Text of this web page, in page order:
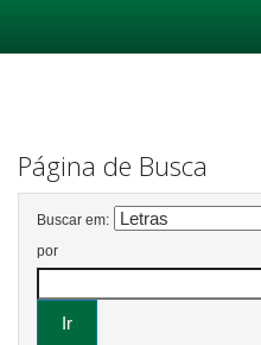
Página de Busca
Buscar em:
por